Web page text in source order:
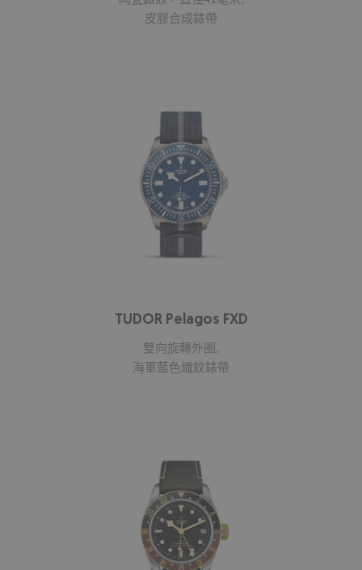
皮膠合成錶帶
TUDOR Pelagos FXD
雙向旋轉外圈,
海軍藍色織紋錶帶